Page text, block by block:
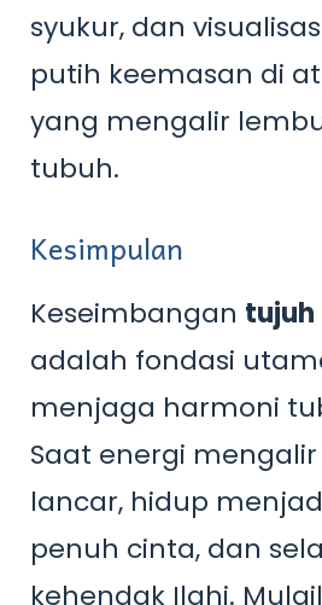
syukur, dan
putih keemasan di
yang mengalir
tubuh.
Kesimpulan
Keseimbangan
adalah fondasi
menjaga harmoni
Saat energi
lancar, hidup
penuh cinta, dan
kehendak Ilahi.